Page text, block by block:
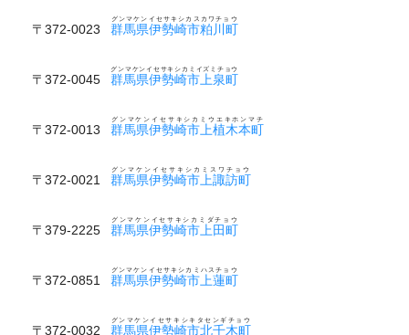
〒372-0023 群馬県伊勢崎市粕川町
グンマケンイセサキシカスカワチョウ
〒372-0045 群馬県伊勢崎市上泉町
グンマケンイセサキシカミイズミチョウ
〒372-0013 群馬県伊勢崎市上植木本町
グンマケンイセサキシカミウエキホンマチ
〒372-0021 群馬県伊勢崎市上諏訪町
グンマケンイセサキシカミスワチョウ
〒379-2225 群馬県伊勢崎市上田町
グンマケンイセサキシカミダチョウ
〒372-0851 群馬県伊勢崎市上蓮町
グンマケンイセサキシカミハスチョウ
〒372-0032 群馬県伊勢崎市北千木町
グンマケンイセサキシキタセンギチョウ